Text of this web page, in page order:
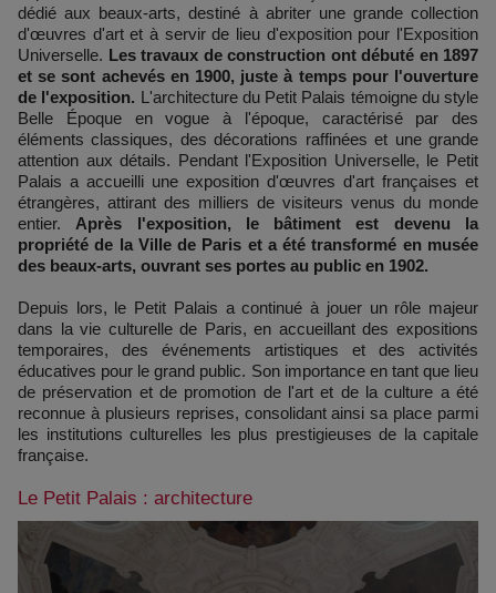
dédié aux beaux-arts, destiné à abriter une grande collection
d'œuvres d'art et à servir de lieu d'exposition pour l'Exposition
Universelle. Les travaux de construction ont débuté en 1897
et se sont achevés en 1900, juste à temps pour l'ouverture
de l'exposition. L'architecture du Petit Palais témoigne du style
Belle Époque en vogue à l'époque, caractérisé par des
éléments classiques, des décorations raffinées et une grande
attention aux détails. Pendant l'Exposition Universelle, le Petit
Palais a accueilli une exposition d'œuvres d'art françaises et
étrangères, attirant des milliers de visiteurs venus du monde
entier. Après l'exposition, le bâtiment est devenu la
propriété de la Ville de Paris et a été transformé en musée
des beaux-arts, ouvrant ses portes au public en 1902.
Depuis lors, le Petit Palais a continué à jouer un rôle majeur
dans la vie culturelle de Paris, en accueillant des expositions
temporaires, des événements artistiques et des activités
éducatives pour le grand public. Son importance en tant que lieu
de préservation et de promotion de l'art et de la culture a été
reconnue à plusieurs reprises, consolidant ainsi sa place parmi
les institutions culturelles les plus prestigieuses de la capitale
française.
Le Petit Palais : architecture